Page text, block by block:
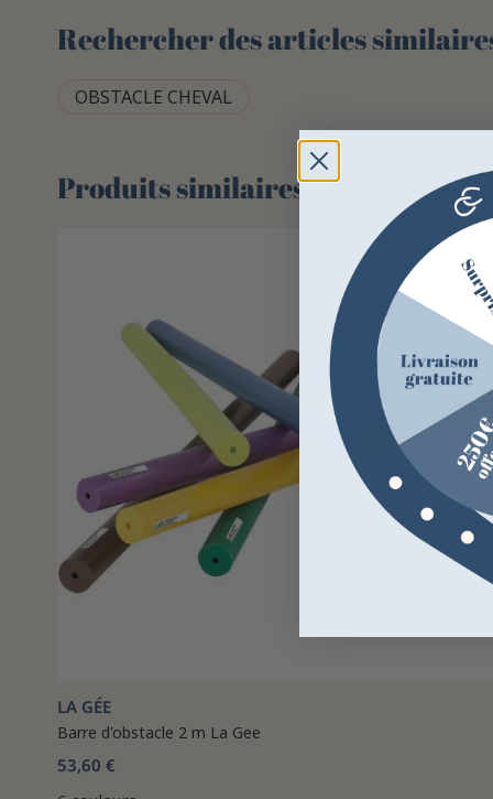
Rechercher des articles
OBSTACLE CHEVAL
Produits similaires
LA GÉE
Barre d'obstacle 2 m La Gee
53,60 €